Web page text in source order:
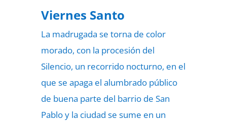
Viernes Santo
La madrugada se torna de color
morado, con la procesión del
Silencio, un recorrido nocturno, en el
que se apaga el alumbrado público
de buena parte del barrio de San
Pablo y la ciudad se sume en un